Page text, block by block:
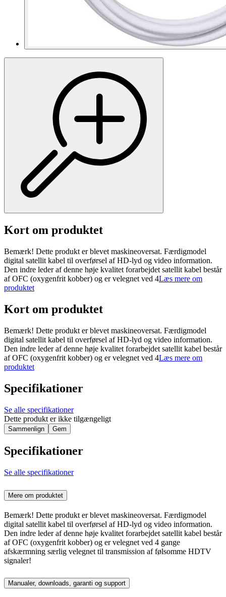
Kort om produktet
Bemærk! Dette produkt er blevet maskineoversat. Færdigmodel
digital satellit kabel til overførsel af HD-lyd og video information.
Den indre leder af denne høje kvalitet forarbejdet satellit kabel består
af OFC (oxygenfrit kobber) og er velegnet ved 4Læs mere om
produktet
Kort om produktet
Bemærk! Dette produkt er blevet maskineoversat. Færdigmodel
digital satellit kabel til overførsel af HD-lyd og video information.
Den indre leder af denne høje kvalitet forarbejdet satellit kabel består
af OFC (oxygenfrit kobber) og er velegnet ved 4Læs mere om
produktet
Specifikationer
Se alle specifikationer
Dette produkt er ikke tilgængeligt
Sammenlign Gem
Specifikationer
Se alle specifikationer
Mere om produktet
Bemærk! Dette produkt er blevet maskineoversat. Færdigmodel
digital satellit kabel til overførsel af HD-lyd og video information.
Den indre leder af denne høje kvalitet forarbejdet satellit kabel består
af OFC (oxygenfrit kobber) og er velegnet ved 4 gange
afskærmning særlig velegnet til transmission af følsomme HDTV
signaler!
Manualer, downloads, garanti og support